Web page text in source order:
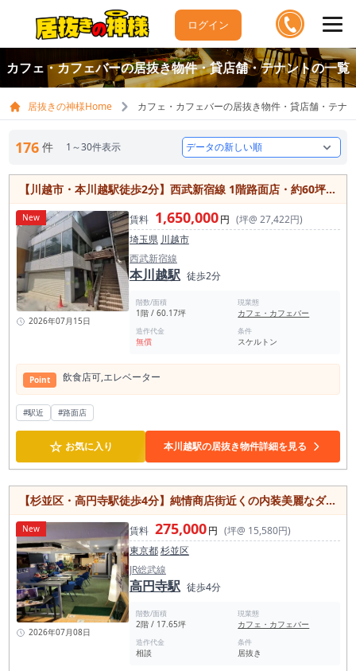
ログイン
カフェ・カフェバーの居抜き物件・貸店舗・テナントの一覧
居抜きの神様Home カフェ・カフェバーの居抜き物件・貸店舗・テナ
176 件 1～30件表示
【川越市・本川越駅徒歩2分】西武新宿線 1階路面店・約60坪の大型店舗
New
2026年07月15日
賃料 1,650,000円 (坪@ 27,422円)
埼玉県 川越市
西武新宿線
本川越駅 徒歩2分
階数/面積
1階 / 60.17坪
現業態
カフェ・カフェバー
造作代金
無償
条件
スケルトン
Point 飲⾷店可,エレベーター
#駅近 #路面店
☆ お気に入り 本川越駅の居抜き物件詳細を見る
【杉並区・高円寺駅徒歩4分】純情商店街近くの内装美麗なダイニングバー居抜き物件／約17.65坪
New
2026年07月08日
賃料 275,000円 (坪@ 15,580円)
東京都杉並区
JR総武線
高円寺駅 徒歩4分
階数/面積
2階 / 17.65坪
現業態
カフェ・カフェバー
造作代金
相談
条件
居抜き